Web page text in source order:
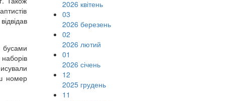
бусами
номер
2026 квітень
03
2026 березень
02
2026 лютий
01
2026 січень
12
2025 грудень
11